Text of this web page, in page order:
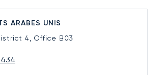
ARABES UNIS
4, Office B03